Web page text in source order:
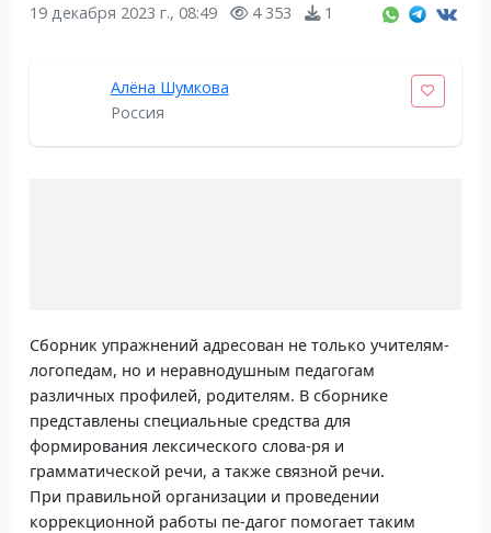
19 декабря 2023 г., 08:49 4 353 1
Алёна Шумкова
Россия
Сборник упражнений адресован не только учителям-
логопедам, но и неравнодушным педагогам
различных профилей, родителям. В сборнике
представлены специальные средства для
формирования лексического слова-ря и
грамматической речи, а также связной речи.
При правильной организации и проведении
коррекционной работы пе-дагог помогает таким